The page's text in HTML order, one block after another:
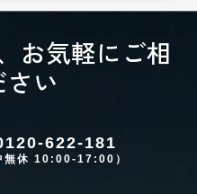
お気軽にご相
い
622-181
無休 10:00-17:00）